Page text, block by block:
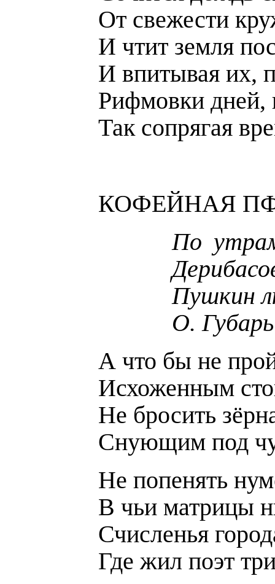
От свежести
И чтит земля
И впитывая их,
Рифмовки дней,
Так сопрягая
КОФЕЙНАЯ
По
Пушкин
О. Губарь
А что бы не
Исхоженным
Не бросить
Снующим под
Не попенять
В чьи матрицы
Счисленья
Где жил поэт